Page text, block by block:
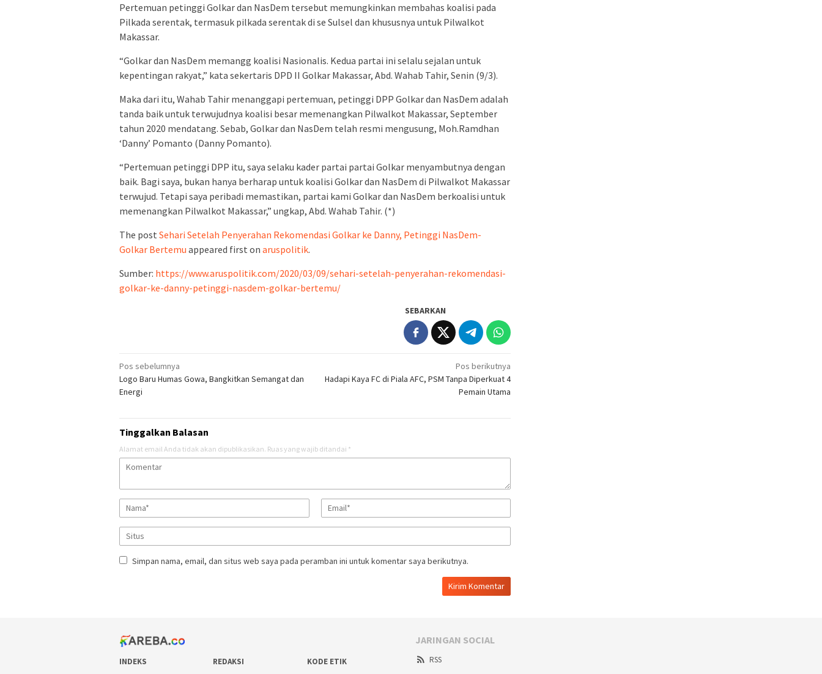
Pertemuan petinggi Golkar dan NasDem tersebut memungkinkan membahas koalisi pada
Pilkada serentak, termasuk pilkada serentak di se Sulsel dan khususnya untuk Pilwalkot
Makassar.
“Golkar dan NasDem memangg koalisi Nasionalis. Kedua partai ini selalu sejalan untuk
kepentingan rakyat,” kata sekertaris DPD II Golkar Makassar, Abd. Wahab Tahir, Senin (9/3).
Maka dari itu, Wahab Tahir menanggapi pertemuan, petinggi DPP Golkar dan NasDem adalah
tanda baik untuk terwujudnya koalisi besar memenangkan Pilwalkot Makassar, September
tahun 2020 mendatang. Sebab, Golkar dan NasDem telah resmi mengusung, Moh.Ramdhan
‘Danny’ Pomanto (Danny Pomanto).
“Pertemuan petinggi DPP itu, saya selaku kader partai partai Golkar menyambutnya dengan
baik. Bagi saya, bukan hanya berharap untuk koalisi Golkar dan NasDem di Pilwalkot Makassar
terwujud. Tetapi saya peribadi memastikan, partai kami Golkar dan NasDem berkoalisi untuk
memenangkan Pilwalkot Makassar,” ungkap, Abd. Wahab Tahir. (*)
The post Sehari Setelah Penyerahan Rekomendasi Golkar ke Danny, Petinggi NasDem-
Golkar Bertemu appeared first on aruspolitik.
Sumber: https://www.aruspolitik.com/2020/03/09/sehari-setelah-penyerahan-rekomendasi-
golkar-ke-danny-petinggi-nasdem-golkar-bertemu/
SEBARKAN
Navigasi
pos
Pos sebelumnya
Logo Baru Humas Gowa, Bangkitkan Semangat dan
Energi
Pos berikutnya
Hadapi Kaya FC di Piala AFC, PSM Tanpa Diperkuat 4
Pemain Utama
Tinggalkan Balasan
Alamat email Anda tidak akan dipublikasikan. Ruas yang wajib ditandai *
Simpan nama, email, dan situs web saya pada peramban ini untuk komentar saya berikutnya.
INDEKS REDAKSI KODE ETIK
JARINGAN SOCIAL
RSS